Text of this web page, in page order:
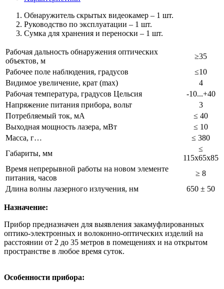
Обнаружитель скрытых видеокамер – 1 шт.
Руководство по эксплуатации – 1 шт.
Сумка для хранения и переноски – 1 шт.
Рабочая дальность обнаружения оптических
объектов, м
≥35
Рабочее поле наблюдения, градусов
≤10
Видимое увеличение, крат (max)
4
Рабочая температура, градусов Цельсия
-10...+40
Напряжение питания прибора, вольт
3
Потребляемый ток, мА
≤ 40
Выходная мощность лазера, мВт
‬≤ 10
Масса, г…
≤ 380
Габариты, мм
≤
115х65х85
Время непрерывной работы на новом элементе
питания, часов
≥ 8
Длина волны лазерного излучения, нм
650‬ ± 50
Назначение:
Прибор предназначен для выявления закамуфлированных
оптико-электронных и волоконно-оптических изделий на
расстоянии от 2 до 35 метров в помещениях и на открытом
пространстве в любое время суток.
Особенности прибора: